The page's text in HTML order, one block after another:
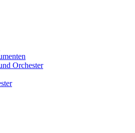
Orchester